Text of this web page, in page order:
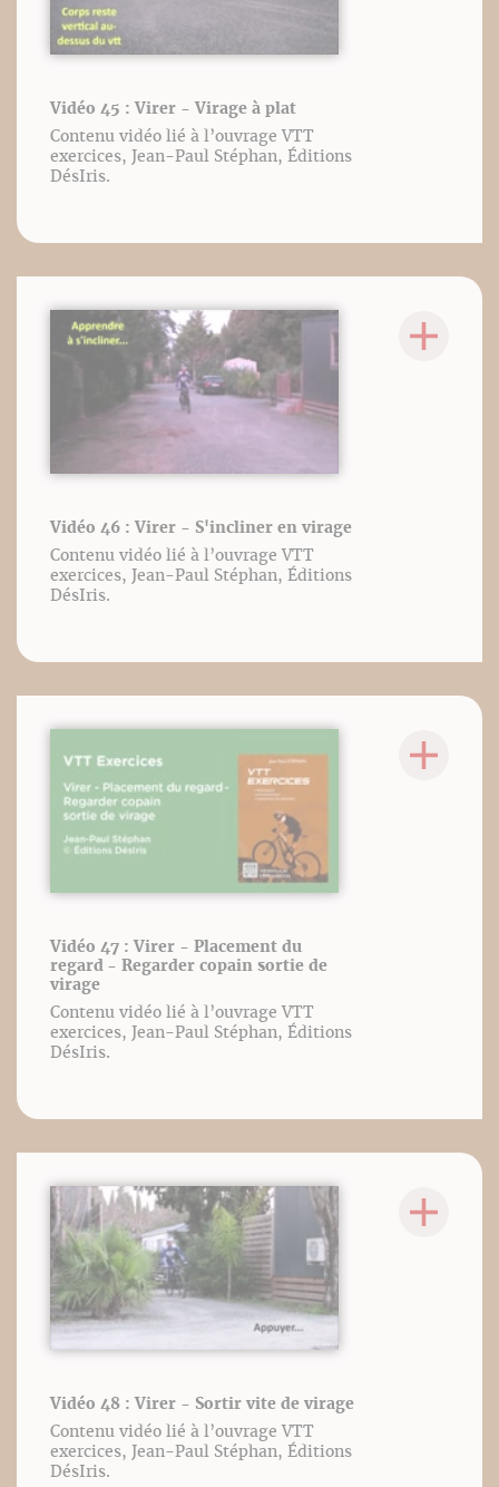
Vidéo 45 : Virer - Virage à plat
Contenu vidéo lié à l’ouvrage VTT
exercices, Jean-Paul Stéphan, Éditions
DésIris.
Vidéo 46 : Virer - S'incliner en virage
Contenu vidéo lié à l’ouvrage VTT
exercices, Jean-Paul Stéphan, Éditions
DésIris.
Vidéo 47 : Virer - Placement du
regard - Regarder copain sortie de
virage
Contenu vidéo lié à l’ouvrage VTT
exercices, Jean-Paul Stéphan, Éditions
DésIris.
Vidéo 48 : Virer - Sortir vite de virage
Contenu vidéo lié à l’ouvrage VTT
exercices, Jean-Paul Stéphan, Éditions
DésIris.